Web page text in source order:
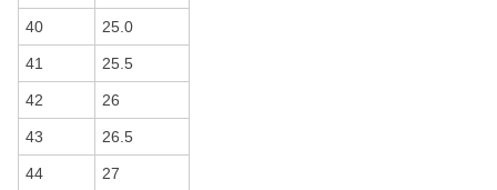
40 25.0
41 25.5
42 26
43 26.5
44 27